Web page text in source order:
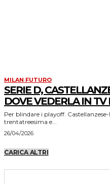
MILAN FUTURO
SERIE D,
DOVE VEDERLA IN TV
Per blindare i playoff.
trentatreesima e...
26/04/2026
CARICA ALTRI